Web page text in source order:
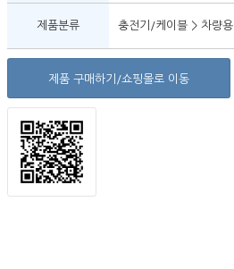
제품분류 충전기/케이블 > 차량용
제품 구매하기/쇼핑몰로 이동